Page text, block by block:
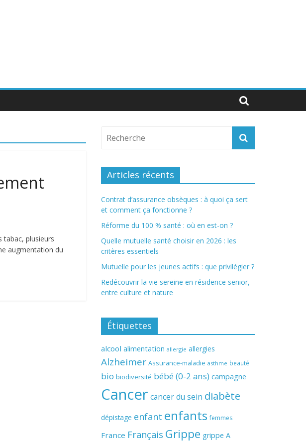
tabac, plusieurs
augmentation du
Articles récents
Contrat d’assurance obsèques : à quoi ça sert
et comment ça fonctionne ?
Réforme du 100 % santé : où en est-on ?
Quelle mutuelle santé choisir en 2026 : les
critères essentiels
Mutuelle pour les jeunes actifs : que privilégier ?
Redécouvrir la vie sereine en résidence senior,
entre culture et nature
Étiquettes
alcool alimentation allergie allergies
Alzheimer Assurance-maladie asthme beauté
bio biodiversité bébé (0-2 ans) campagne
Cancer cancer du sein diabète
dépistage enfant enfants femmes
France Français Grippe grippe A